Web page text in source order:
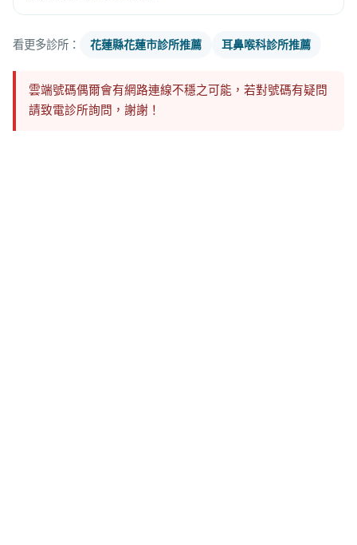
看更多診所： 花蓮縣花蓮市診所推薦 耳鼻喉科診所推薦
雲端號碼偶爾會有網路連線不穩之可能，若對號碼有疑問
請致電診所詢問，謝謝！